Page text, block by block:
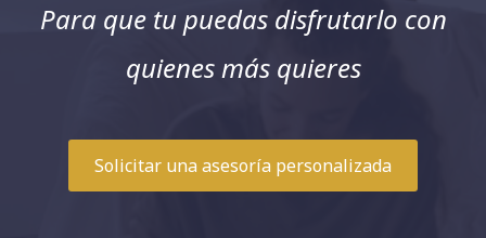
Para que tu puedas disfrutarlo con
quienes más quieres
Solicitar una asesoría personalizada